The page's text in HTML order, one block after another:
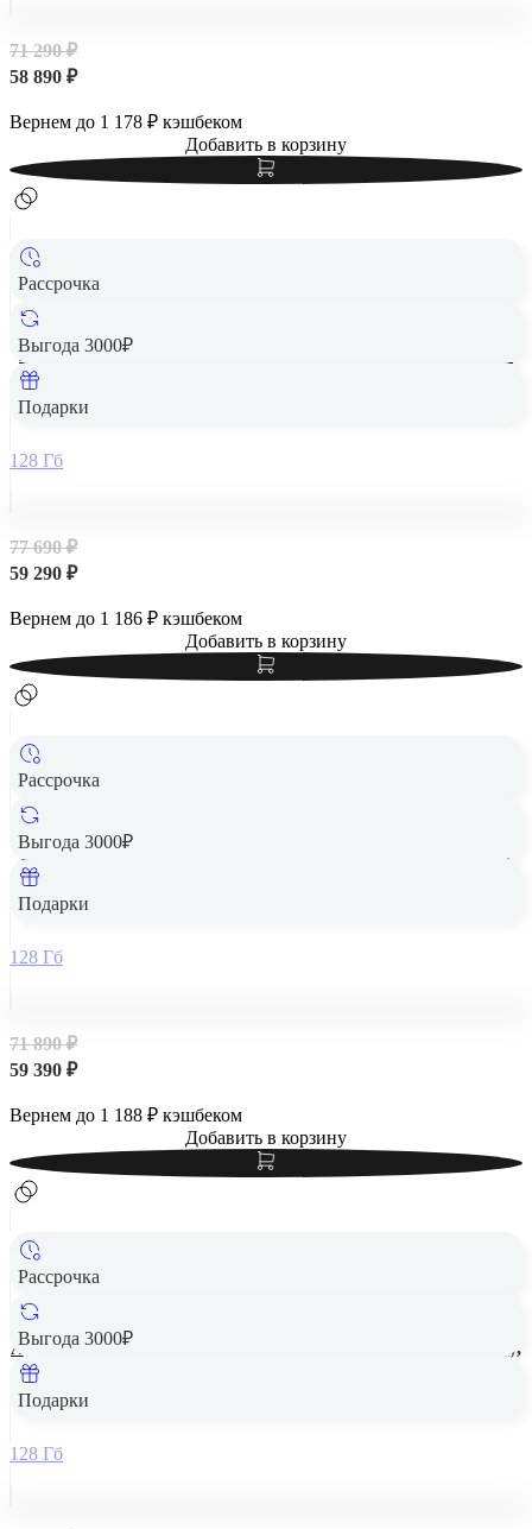
71 290 ₽
58 890 ₽
Вернем до 1 178 ₽ кэшбеком
Добавить в корзину
Рассрочка
Выгода 3000₽
Подарки
Apple iPad Air 13" (M2, 2024, 6 gen) Wi-Fi + Cellular 128Gb
128 Гб
77 690 ₽
59 290 ₽
Вернем до 1 186 ₽ кэшбеком
Добавить в корзину
Рассрочка
Выгода 3000₽
Подарки
Apple iPad Air 13" (M2, 2024, 6 gen) Wi-Fi 128Gb Starlight,
128 Гб
71 890 ₽
59 390 ₽
Вернем до 1 188 ₽ кэшбеком
Добавить в корзину
Рассрочка
Выгода 3000₽
Подарки
Apple iPad Air 13" (M2, 2024, 6 gen) Wi-Fi 128Gb Space Gray,
128 Гб